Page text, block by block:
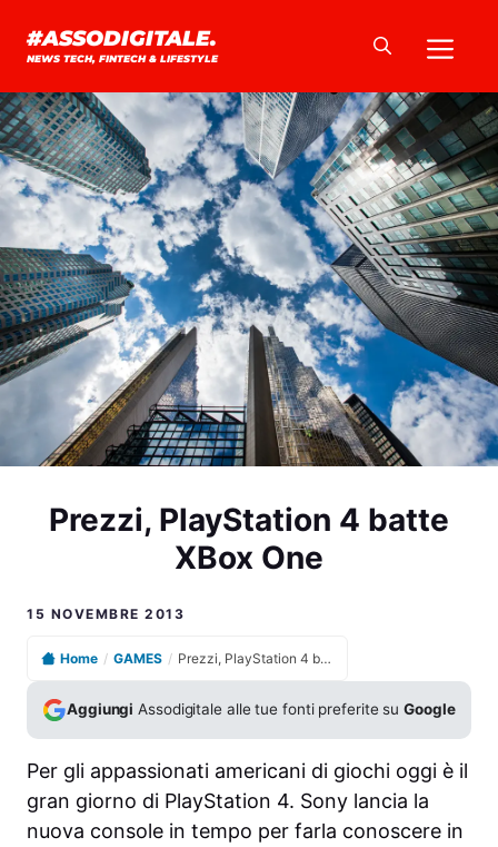
#ASSODIGITALE.
NEWS TECH, FINTECH & LIFESTYLE
Prezzi, PlayStation 4 batte
XBox One
15 NOVEMBRE 2013
Home / GAMES / Prezzi, PlayStation 4 batte XBox One
Aggiungi Assodigitale alle tue fonti preferite suGoogle
Per gli appassionati americani di giochi oggi è il
gran giorno di PlayStation 4. Sony lancia la
nuova console in tempo per farla conoscere in